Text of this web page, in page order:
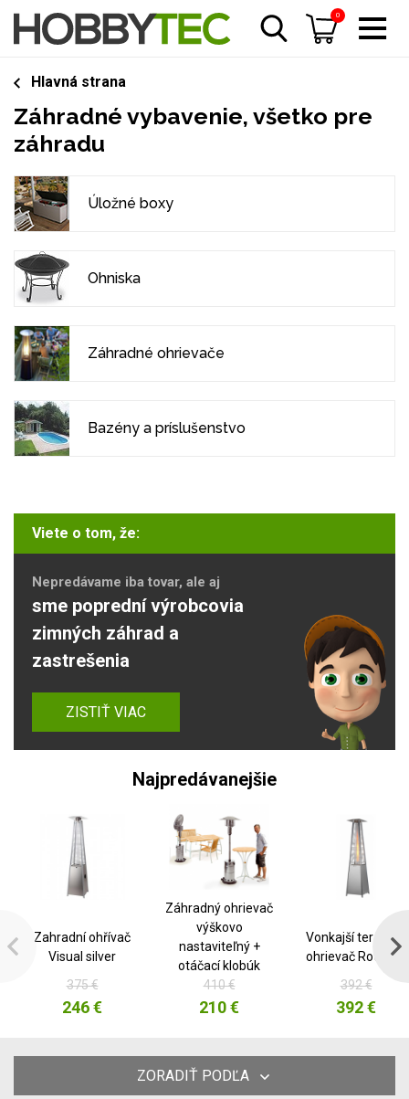
0
Hlavná strana
Záhradné vybavenie, všetko pre
záhradu
Úložné boxy
Ohniska
Záhradné ohrievače
Bazény a príslušenstvo
Viete o tom, že:
Nepredávame iba tovar, ale aj
sme poprední výrobcovia
zimných záhrad a
zastrešenia
ZISTIŤ VIAC
Najpredávanejšie
Zahradní ohřívač
Visual silver
375 €
246 €
Záhradný ohrievač
výškovo
nastaviteľný +
otáčací klobúk
410 €
210 €
Vonkajší terasový
ohrievač Rotanev
392 €
392 €
ZORADIŤ PODĽA